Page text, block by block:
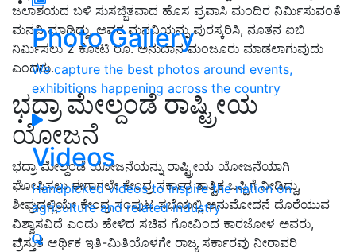
Photo Gallery
We capture the best photos around events,
exhibitions happening across the country
Videos
Handpicked videos to inspire the nation on
agriculture and related industry
ಜಲಾಶಯದ ಬಳಿ ಸುಸಜ್ಜಿತವಾದ ಹೊಸ ಪ್ರವಾಸಿ ಮಂದಿರ ನಿರ್ಮಿಸುವಂತೆ
ಮನವಿ ಮಾಡಿದ್ದು,ಅವರ ಮನವಿಯನ್ನು ಪುರಸ್ಕರಿಸಿ, ನೂತನ ಐಬಿ
ನಿರ್ಮಿಸಲು2ಕೋಟಿ ರೂ.ಅನುದಾನ ಮಂಜೂರು ಮಾಡಲಾಗುವುದು
ಎಂದರು.
ಭದ್ರಾ ಮೇಲ್ದಂಡೆ ರಾಷ್ಟ್ರೀಯ
ಯೋಜನೆ
ಭದ್ರಾ ಮೇಲ್ದಂಡೆ ಯೋಜನೆಯನ್ನು ರಾಷ್ಟ್ರೀಯ ಯೋಜನೆಯಾಗಿ
ಘೋಷಿಸಲು ಈಗಾಗಲೇ ಕೇಂದ್ರ ಸರ್ಕಾರ ತಾತ್ವಿಕ ಒಪ್ಪಿಗೆ ನೀಡಿದ್ದು,
ಶೀಘ್ರದಲ್ಲಿಯೇ ಕೇಂದ್ರ ಸಂಪುಟ ಸಭೆಯಲ್ಲಿ ಅನುಮೋದನೆ ದೊರೆಯುವ
ವಿಶ್ವಾಸವಿದೆ ಎಂದು ಹೇಳಿದ ಸಚಿವ ಗೋವಿಂದ ಕಾರಜೋಳ ಅವರು,
ಪ್ರಸ್ತುತ ಆರ್ಥಿಕ ಇತಿ-ಮಿತಿಯೊಳಗೇ ರಾಜ್ಯ ಸರ್ಕಾರವು ನೀರಾವರಿ